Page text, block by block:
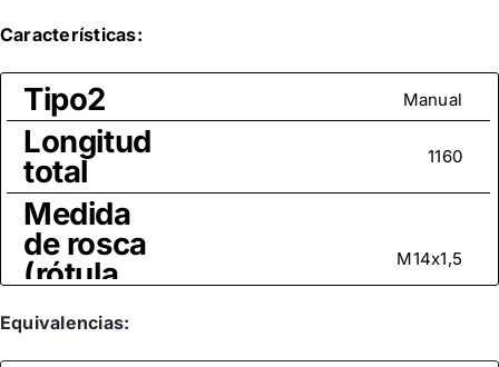
Características:
Tipo2 Manual
Longitud
total 1160
Medida
de rosca
(rótula M14x1,5
Equivalencias: